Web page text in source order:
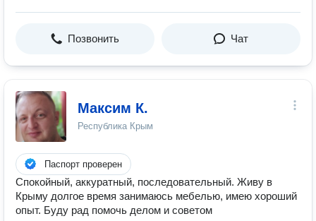
Позвонить Чат
Максим К.
Республика Крым
Паспорт проверен
Спокойный, аккуратный, последовательный. Живу в
Крыму долгое время занимаюсь мебелью, имею хороший
опыт. Буду рад помочь делом и советом